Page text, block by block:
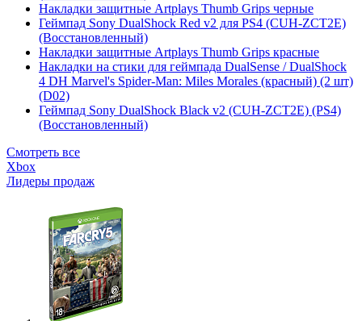
Накладки защитные Artplays Thumb Grips черные
Геймпад Sony DualShock Red v2 для PS4 (CUH-ZCT2E)
(Восстановленный)
Накладки защитные Artplays Thumb Grips красные
Накладки на стики для геймпада DualSense / DualShock
4 DH Marvel's Spider-Man: Miles Morales (красный) (2 шт)
(D02)
Геймпад Sony DualShock Black v2 (CUH-ZCT2E) (PS4)
(Восстановленный)
Смотреть все
Xbox
Лидеры продаж